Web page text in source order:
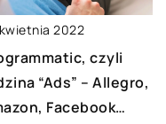
2022
czyli
“Ads” – Allegro,
Facebook…